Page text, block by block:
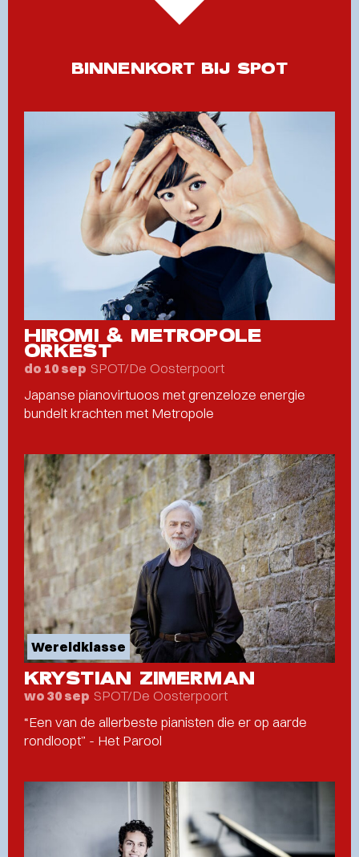
BINNENKORT BIJ SPOT
HIROMI & METROPOLE
ORKEST
do 10 sep SPOT/De Oosterpoort
Japanse pianovirtuoos met grenzeloze energie
bundelt krachten met Metropole
Wereldklasse
KRYSTIAN ZIMERMAN
wo 30 sep SPOT/De Oosterpoort
“Een van de allerbeste pianisten die er op aarde
rondloopt” - Het Parool